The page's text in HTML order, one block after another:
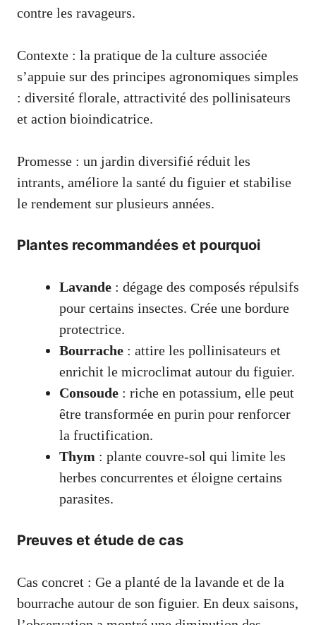
contre les ravageurs.
Contexte : la pratique de la culture associée
s’appuie sur des principes agronomiques simples
: diversité florale, attractivité des pollinisateurs
et action bioindicatrice.
Promesse : un jardin diversifié réduit les
intrants, améliore la santé du figuier et stabilise
le rendement sur plusieurs années.
Plantes recommandées et pourquoi
Lavande : dégage des composés répulsifs
pour certains insectes. Crée une bordure
protectrice.
Bourrache : attire les pollinisateurs et
enrichit le microclimat autour du figuier.
Consoude : riche en potassium, elle peut
être transformée en purin pour renforcer
la fructification.
Thym : plante couvre-sol qui limite les
herbes concurrentes et éloigne certains
parasites.
Preuves et étude de cas
Cas concret : Ge a planté de la lavande et de la
bourrache autour de son figuier. En deux saisons,